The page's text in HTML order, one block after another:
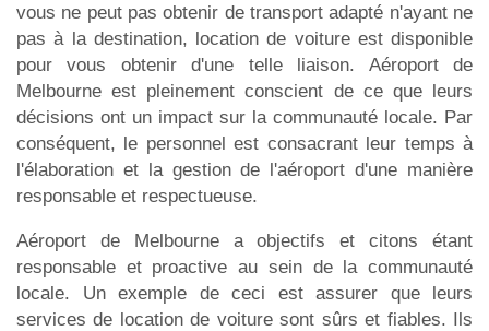
vous ne peut pas obtenir de transport adapté n'ayant ne
pas à la destination, location de voiture est disponible
pour vous obtenir d'une telle liaison. Aéroport de
Melbourne est pleinement conscient de ce que leurs
décisions ont un impact sur la communauté locale. Par
conséquent, le personnel est consacrant leur temps à
l'élaboration et la gestion de l'aéroport d'une manière
responsable et respectueuse.
Aéroport de Melbourne a objectifs et citons étant
responsable et proactive au sein de la communauté
locale. Un exemple de ceci est assurer que leurs
services de location de voiture sont sûrs et fiables. Ils